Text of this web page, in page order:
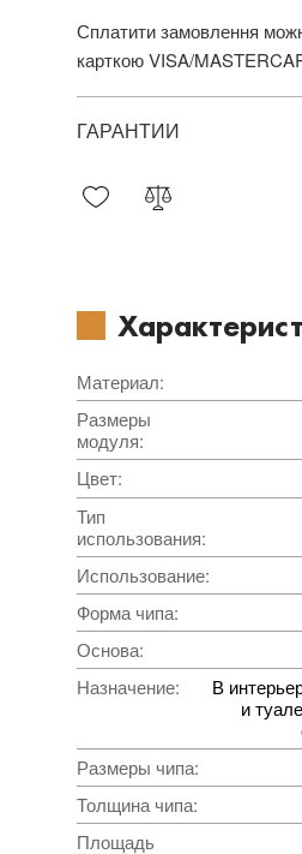
Сплатити замовлення
карткою VISA/
ГАРАНТИИ
Материал:
Размеры
модуля:
Цвет:
Тип
использования:
Использование:
Форма чипа:
Основа:
Назначение:
В
и
Размеры чипа:
Толщина чипа:
Площадь